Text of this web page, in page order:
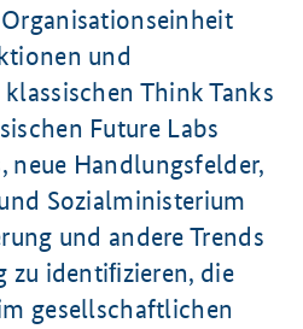
und
Think Tanks
Future Labs
neue Handlungsfelder,
Sozialministerium
und andere Trends
zu identiﬁzieren, die
gesellschaftlichen